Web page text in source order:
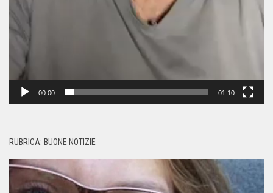
00:00 01:10
RUBRICA: BUONE NOTIZIE